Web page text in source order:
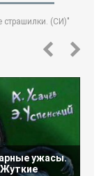
страшилки. (СИ)"
ужасы.
Жуткие